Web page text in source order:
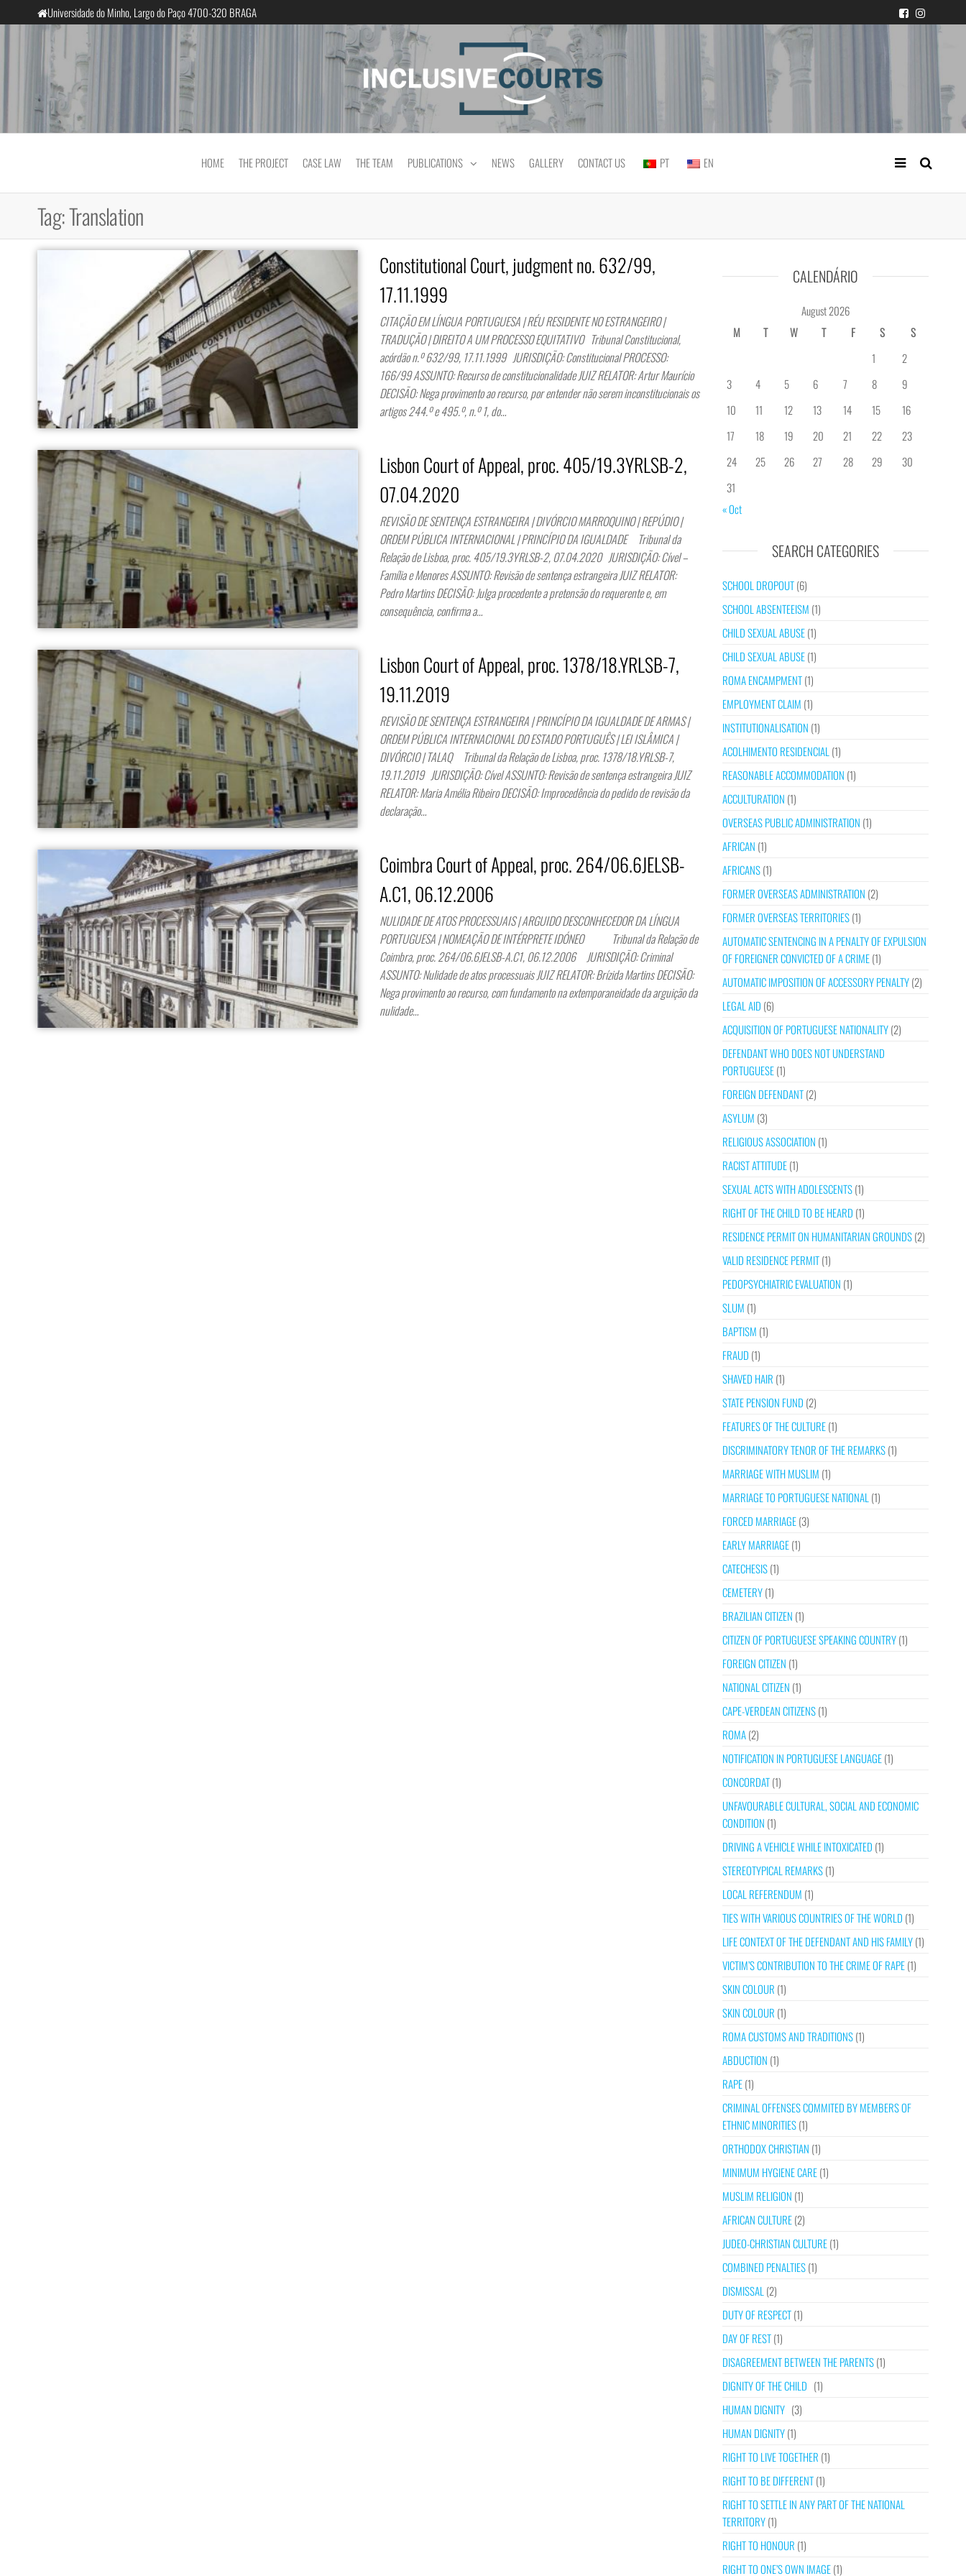
to
Universidade do Minho, Largo do Paço 4700-320 BRAGA
InclusiveCourts Equality and cultural difference in Portuguese judicial practice
HOME THE PROJECT CASE LAW THE TEAM PUBLICATIONS NEWS GALLERY CONTACT US PT EN
Tag:Translation
Constitutional Court, judgment no. 632/99,
17.11.1999
CITAÇÃO EM LÍNGUA PORTUGUESA | RÉU RESIDENTE NO ESTRANGEIRO |
TRADUÇÃO | DIREITO A UM PROCESSO EQUITATIVO Tribunal Constitucional,
acórdão n.º 632/99, 17.11.1999 JURISDIÇÃO: Constitucional PROCESSO:
166/99 ASSUNTO: Recurso de constitucionalidade JUIZ RELATOR: Artur Maurício
DECISÃO: Nega provimento ao recurso, por entender não serem inconstitucionais os
artigos 244.º e 495.º, n.º 1, do…
Lisbon Court of Appeal, proc. 405/19.3YRLSB-2,
07.04.2020
REVISÃO DE SENTENÇA ESTRANGEIRA | DIVÓRCIO MARROQUINO | REPÚDIO |
ORDEM PÚBLICA INTERNACIONAL | PRINCÍPIO DA IGUALDADE Tribunal da
Relação de Lisboa, proc. 405/19.3YRLSB-2, 07.04.2020 JURISDIÇÃO: Cível –
Família e Menores ASSUNTO: Revisão de sentença estrangeira JUIZ RELATOR:
Pedro Martins DECISÃO: Julga procedente a pretensão do requerente e, em
consequência, confirma a…
Lisbon Court of Appeal, proc. 1378/18.YRLSB-7,
19.11.2019
REVISÃO DE SENTENÇA ESTRANGEIRA | PRINCÍPIO DA IGUALDADE DE ARMAS |
ORDEM PÚBLICA INTERNACIONAL DO ESTADO PORTUGUÊS | LEI ISLÂMICA |
DIVÓRCIO | TALAQ Tribunal da Relação de Lisboa, proc. 1378/18.YRLSB-7,
19.11.2019 JURISDIÇÃO: Cível ASSUNTO: Revisão de sentença estrangeira JUIZ
RELATOR: Maria Amélia Ribeiro DECISÃO: Improcedência do pedido de revisão da
declaração…
Coimbra Court of Appeal, proc. 264/06.6JELSB-
A.C1, 06.12.2006
NULIDADE DE ATOS PROCESSUAIS | ARGUIDO DESCONHECEDOR DA LÍNGUA
PORTUGUESA | NOMEAÇÃO DE INTÉRPRETE IDÓNEO Tribunal da Relação de
Coimbra, proc. 264/06.6JELSB-A.C1, 06.12.2006 JURISDIÇÃO: Criminal
ASSUNTO: Nulidade de atos processuais JUIZ RELATOR: Brízida Martins DECISÃO:
Nega provimento ao recurso, com fundamento na extemporaneidade da arguição da
nulidade…
CALENDÁRIO
August 2026
M
T W T F S
S
1
2
3
4 5 6 7 8
9
10
11 12 13 14 15
16
17
18 19 20 21 22
23
24
25 26 27 28 29
30
31
« Oct
SEARCH CATEGORIES
SCHOOL DROPOUT(6)
SCHOOL ABSENTEEISM (1)
CHILD SEXUAL ABUSE(1)
CHILD SEXUAL ABUSE(1)
ROMA ENCAMPMENT(1)
EMPLOYMENT CLAIM (1)
INSTITUTIONALISATION (1)
ACOLHIMENTO RESIDENCIAL (1)
REASONABLE ACCOMMODATION (1)
ACCULTURATION (1)
OVERSEAS PUBLIC ADMINISTRATION (1)
AFRICAN (1)
AFRICANS(1)
FORMER OVERSEAS ADMINISTRATION (2)
FORMER OVERSEAS TERRITORIES(1)
AUTOMATIC SENTENCING IN A PENALTY OF EXPULSION
OF FOREIGNER CONVICTED OF A CRIME(1)
AUTOMATIC IMPOSITION OF ACCESSORY PENALTY(2)
LEGAL AID (6)
ACQUISITION OF PORTUGUESE NATIONALITY(2)
DEFENDANT WHO DOES NOT UNDERSTAND
PORTUGUESE(1)
FOREIGN DEFENDANT(2)
ASYLUM (3)
RELIGIOUS ASSOCIATION (1)
RACIST ATTITUDE(1)
SEXUAL ACTS WITH ADOLESCENTS(1)
RIGHT OF THE CHILD TO BE HEARD (1)
RESIDENCE PERMIT ON HUMANITARIAN GROUNDS(2)
VALID RESIDENCE PERMIT(1)
PEDOPSYCHIATRIC EVALUATION (1)
SLUM (1)
BAPTISM (1)
FRAUD (1)
SHAVED HAIR (1)
STATE PENSION FUND (2)
FEATURES OF THE CULTURE(1)
DISCRIMINATORY TENOR OF THE REMARKS(1)
MARRIAGE WITH MUSLIM (1)
MARRIAGE TO PORTUGUESE NATIONAL (1)
FORCED MARRIAGE(3)
EARLY MARRIAGE(1)
CATECHESIS(1)
CEMETERY(1)
BRAZILIAN CITIZEN (1)
CITIZEN OF PORTUGUESE SPEAKING COUNTRY(1)
FOREIGN CITIZEN (1)
NATIONAL CITIZEN (1)
CAPE-VERDEAN CITIZENS(1)
ROMA(2)
NOTIFICATION IN PORTUGUESE LANGUAGE(1)
CONCORDAT(1)
UNFAVOURABLE CULTURAL, SOCIAL AND ECONOMIC
CONDITION (1)
DRIVING A VEHICLE WHILE INTOXICATED (1)
STEREOTYPICAL REMARKS(1)
LOCAL REFERENDUM (1)
TIES WITH VARIOUS COUNTRIES OF THE WORLD (1)
LIFE CONTEXT OF THE DEFENDANT AND HIS FAMILY(1)
VICTIM’S CONTRIBUTION TO THE CRIME OF RAPE(1)
SKIN COLOUR (1)
SKIN COLOUR (1)
ROMA CUSTOMS AND TRADITIONS(1)
ABDUCTION (1)
RAPE(1)
CRIMINAL OFFENSES COMMITED BY MEMBERS OF
ETHNIC MINORITIES(1)
ORTHODOX CHRISTIAN (1)
MINIMUM HYGIENE CARE(1)
MUSLIM RELIGION (1)
AFRICAN CULTURE(2)
JUDEO-CHRISTIAN CULTURE(1)
COMBINED PENALTIES(1)
DISMISSAL (2)
DUTY OF RESPECT(1)
DAY OF REST(1)
DISAGREEMENT BETWEEN THE PARENTS(1)
DIGNITY OF THE CHILD (1)
HUMAN DIGNITY (3)
HUMAN DIGNITY(1)
RIGHT TO LIVE TOGETHER (1)
RIGHT TO BE DIFFERENT(1)
RIGHT TO SETTLE IN ANY PART OF THE NATIONAL
TERRITORY(1)
RIGHT TO HONOUR (1)
RIGHT TO ONE’S OWN IMAGE(1)